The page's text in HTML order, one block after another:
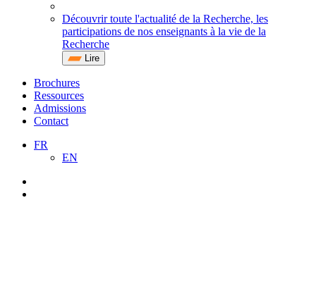
Découvrir toute l'actualité de la Recherche, les
participations de nos enseignants à la vie de la
Recherche
Lire
Brochures
Ressources
Admissions
Contact
FR
EN